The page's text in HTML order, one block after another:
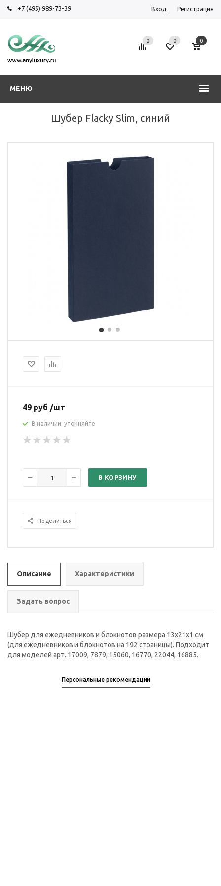
+7 (495) 989-73-39 Вход Регистрация
МЕНЮ
0 0 0
Шубер Flacky Slim, синий
49 руб /шт
В наличии: уточняйте
В КОРЗИНУ
Поделиться
Описание Характеристики
Задать вопрос
Шубер для ежедневников и блокнотов размера 13х21х1 см
(для ежедневников и блокнотов на 192 страницы). Подходит
для моделей арт. 17009, 7879, 15060, 16770, 22044, 16885.
Персональные рекомендации